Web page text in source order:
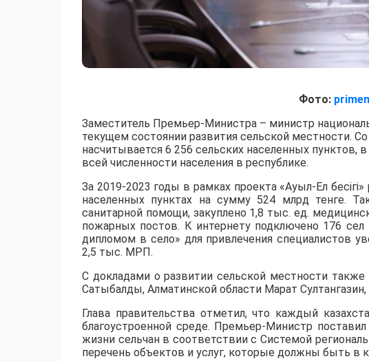
Фото:
Заместитель Премьер-Министра – министр
текущем состоянии развития сельской местности.
насчитывается 6 256 сельских населенных
всей численности населения в республике.
За 2019-2023 годы в рамках проекта «Ауыл-Ел
населенных пунктах на сумму 524 млрд тенге.
санитарной помощи, закуплено 1,8 тыс. ед.
пожарных постов. К интернету подключено 176
дипломом в село» для привлечения специалистов
2,5 тыс. МРП.
С докладами о развитии сельской местности
Сатыбалды, Алматинской области Марат Султангазин,
Глава правительства отметил, что каждый
благоустроенной среде. Премьер-Министр
жизни сельчан в соответствии с Системой
перечень объектов и услуг, которые должны быть в